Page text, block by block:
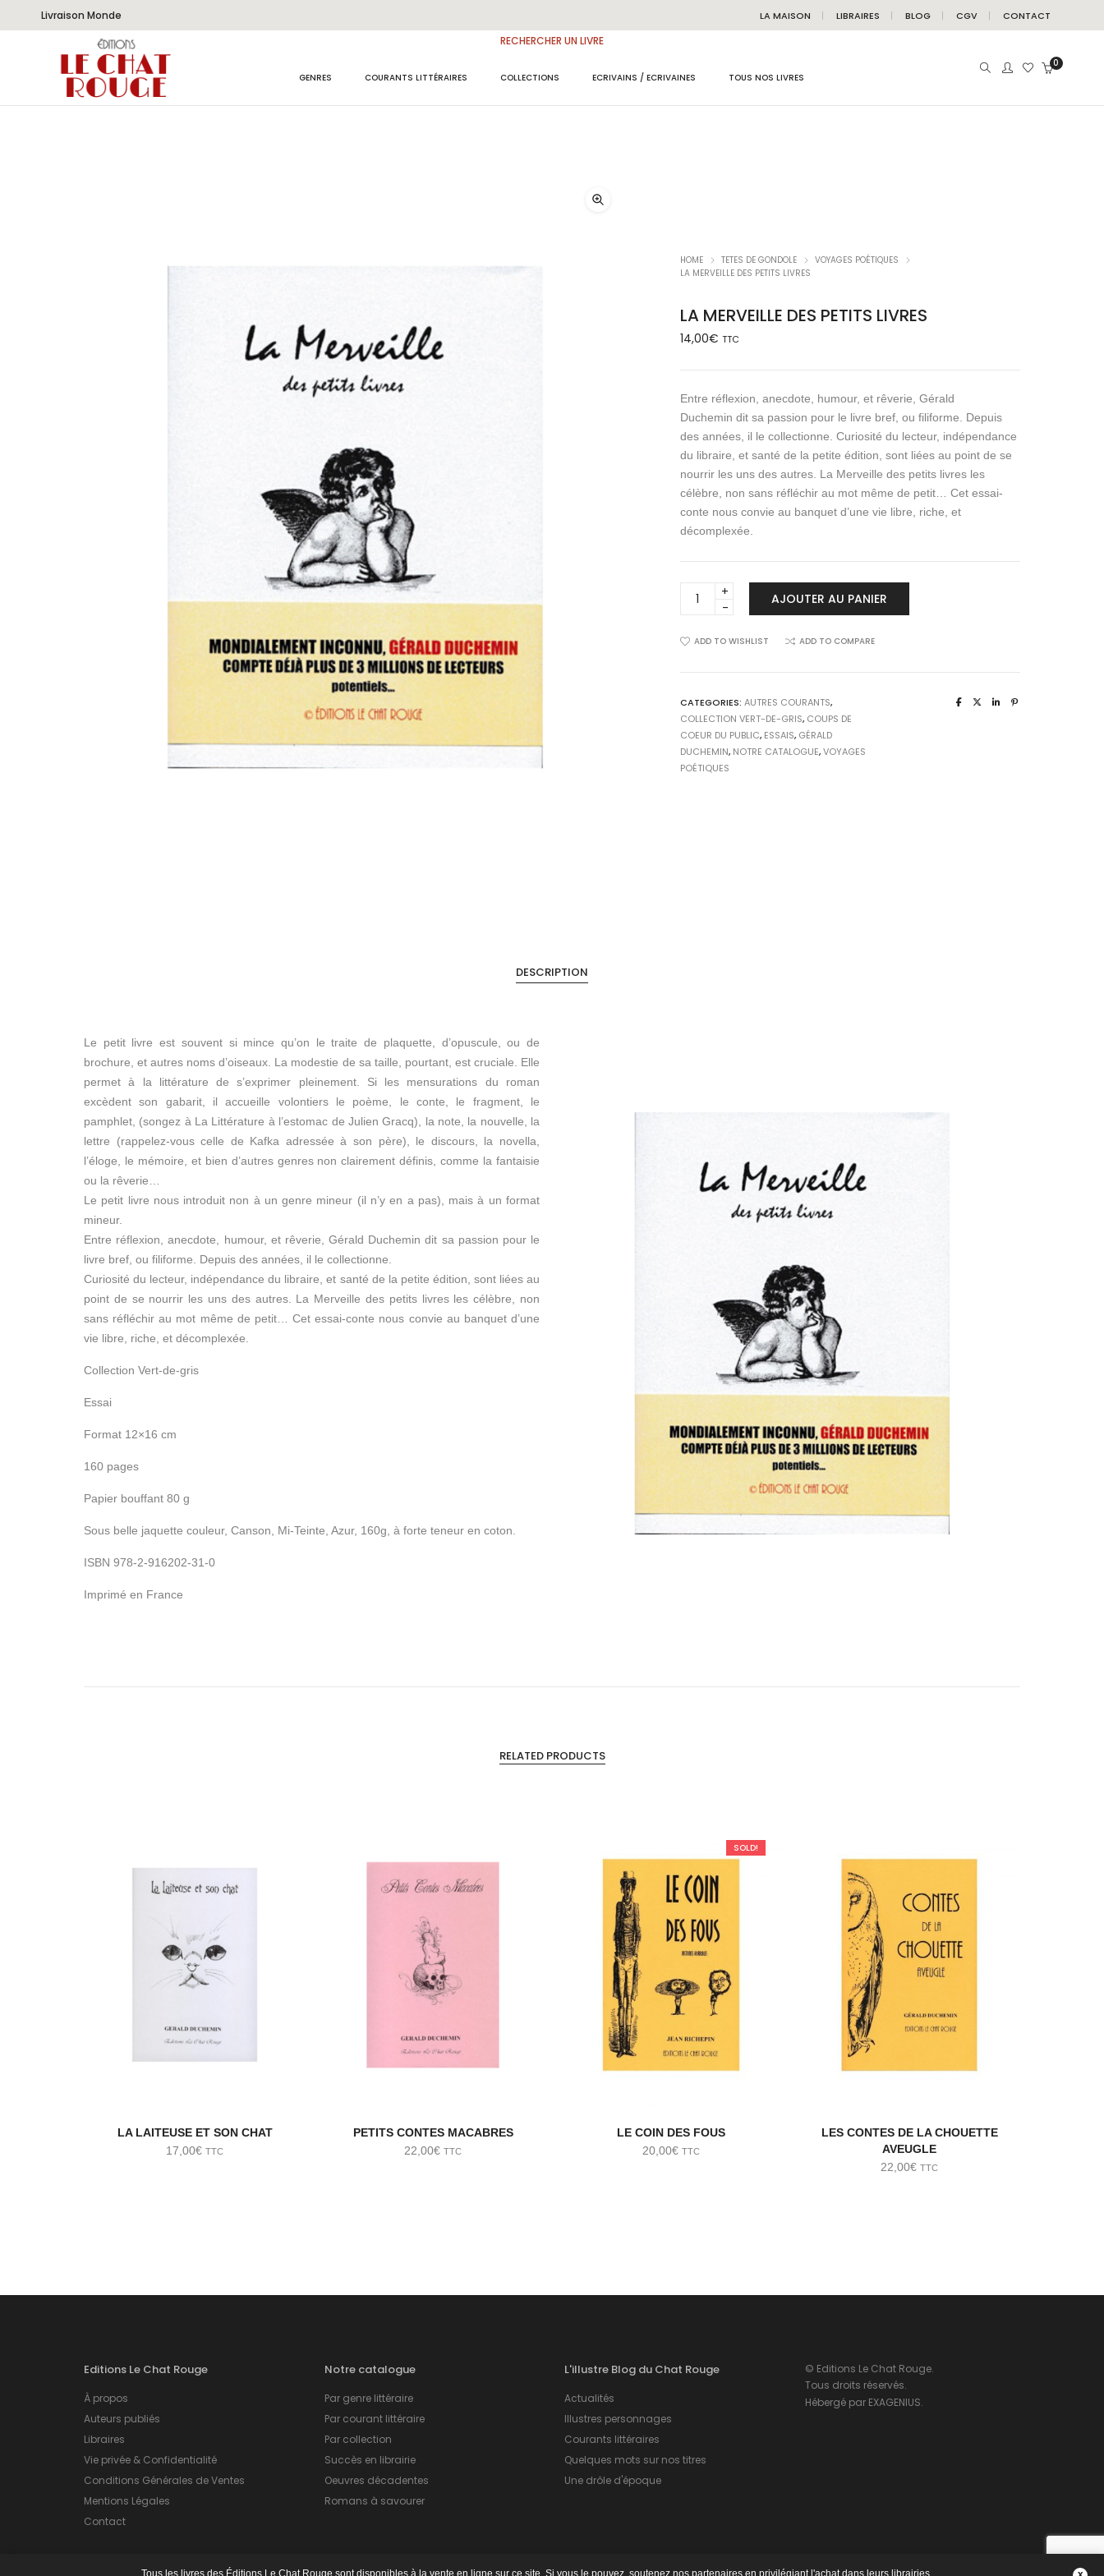
Tous les livres des Éditions Le Chat Rouge sont disponibles à la vente en ligne sur ce site. Si vous le pouvez, soutenez nos partenaires en privilégiant l'achat dans leurs librairies
Livraison Monde LA MAISON LIBRAIRES BLOG CGV CONTACT
RECHERCHER UN LIVRE
GENRES COURANTS LITTÉRAIRES COLLECTIONS ECRIVAINS / ECRIVAINES TOUS NOS LIVRES
0
HOME TETES DE GONDOLE
VOYAGES POÉTIQUES
LA MERVEILLE DES PETITS LIVRES
LA MERVEILLE DES PETITS LIVRES
14,00€ TTC
Entre réflexion, anecdote, humour, et rêverie, Gérald
Duchemin dit sa passion pour le livre bref, ou filiforme. Depuis
des années, il le collectionne. Curiosité du lecteur, indépendance
du libraire, et santé de la petite édition, sont liées au point de se
nourrir les uns des autres. La Merveille des petits livres les
célèbre, non sans réfléchir au mot même de petit… Cet essai-
conte nous convie au banquet d’une vie libre, riche, et
décomplexée.
MERVEILLE
PETITS
AJOUTER AU PANIER
ADD TO WISHLIST ADD TO COMPARE
CATEGORIES:AUTRES COURANTS,
COLLECTION VERT-DE-GRIS, COUPS DE
COEUR DU PUBLIC, ESSAIS, GÉRALD
DUCHEMIN, NOTRE CATALOGUE,VOYAGES
POÉTIQUES
DESCRIPTION
Le petit livre est souvent si mince qu’on le traite de plaquette, d’opuscule, ou de
brochure, et autres noms d’oiseaux. La modestie de sa taille, pourtant, est cruciale. Elle
permet à la littérature de s’exprimer pleinement. Si les mensurations du roman
excèdent son gabarit, il accueille volontiers le poème, le conte, le fragment, le
pamphlet, (songez à La Littérature à l’estomac de Julien Gracq), la note, la nouvelle, la
lettre (rappelez-vous celle de Kafka adressée à son père), le discours, la novella,
l’éloge, le mémoire, et bien d’autres genres non clairement définis, comme la fantaisie
ou la rêverie…
Le petit livre nous introduit non à un genre mineur (il n’y en a pas), mais à un format
mineur.
Entre réflexion, anecdote, humour, et rêverie, Gérald Duchemin dit sa passion pour le
livre bref, ou filiforme. Depuis des années, il le collectionne.
Curiosité du lecteur, indépendance du libraire, et santé de la petite édition, sont liées au
point de se nourrir les uns des autres. La Merveille des petits livres les célèbre, non
sans réfléchir au mot même de petit… Cet essai-conte nous convie au banquet d’une
vie libre, riche, et décomplexée.
Collection Vert-de-gris
Essai
Format 12×16 cm
160 pages
Papier bouffant 80 g
Sous belle jaquette couleur, Canson, Mi-Teinte, Azur, 160g, à forte teneur en coton.
ISBN 978-2-916202-31-0
Imprimé en France
RELATED PRODUCTS
LA LAITEUSE ET SON CHAT
17,00€ TTC
PETITS CONTES MACABRES
22,00€ TTC
SOLD!
LE COIN DES FOUS
20,00€ TTC
LES CONTES DE LA CHOUETTE
AVEUGLE
22,00€ TTC
Editions Le Chat Rouge
À propos
Auteurs publiés
Libraires
Vie privée & Confidentialité
Conditions Générales de Ventes
Mentions Légales
Contact
Notre catalogue
Par genre littéraire
Par courant littéraire
Par collection
Succès en librairie
Oeuvres décadentes
Romans à savourer
L'illustre Blog du Chat Rouge
Actualités
Illustres personnages
Courants littéraires
Quelques mots sur nos titres
Une drôle d'époque
© Editions Le Chat Rouge.
Tous droits réservés.
Hébergé par EXAGENIUS.